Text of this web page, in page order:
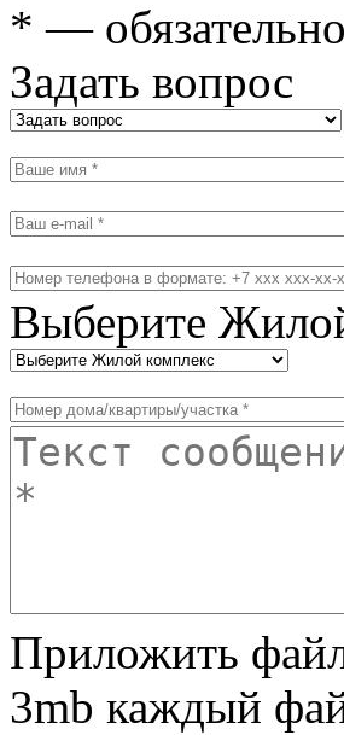
* —
Задать вопрос
Выберите
Приложить
3mb каждый